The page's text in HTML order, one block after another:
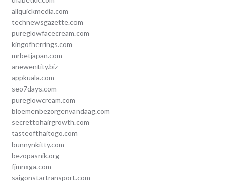
allquickmedia.com
technewsgazette.com
pureglowfacecream.com
kingofherrings.com
mrbetjapan.com
anewentity.biz
appkuala.com
seo7days.com
pureglowcream.com
bloemenbezorgenvandaag.com
secrettohairgrowth.com
tasteofthaitogo.com
bunnynkitty.com
bezopasnik.org
fjmnxga.com
saigonstartransport.com